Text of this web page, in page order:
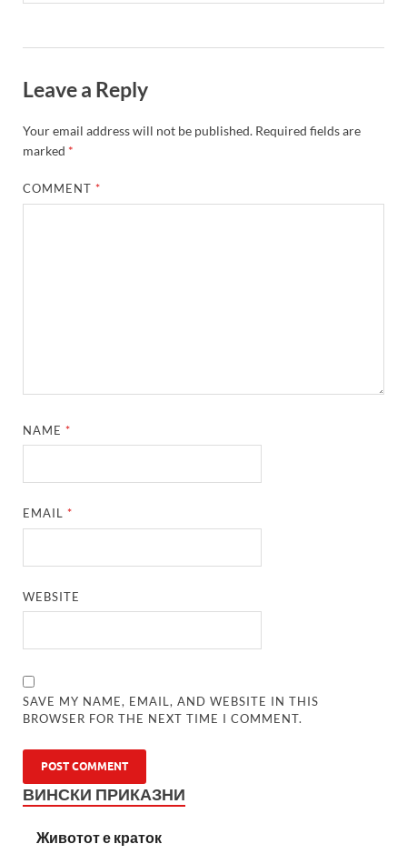
Leave a Reply
Your email address will not be published. Required fields are
marked *
COMMENT*
NAME*
EMAIL*
WEBSITE
SAVE MY NAME, EMAIL, AND WEBSITE IN THIS
BROWSER FOR THE NEXT TIME I COMMENT.
ВИНСКИ ПРИКАЗНИ
Животот е краток